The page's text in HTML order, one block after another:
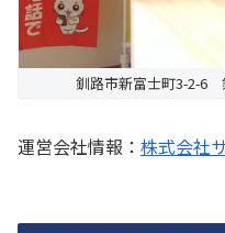
釧路市新富士町3-2-6
運営会社情報： 株式会社